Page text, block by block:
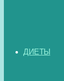
ДИЕТЫ